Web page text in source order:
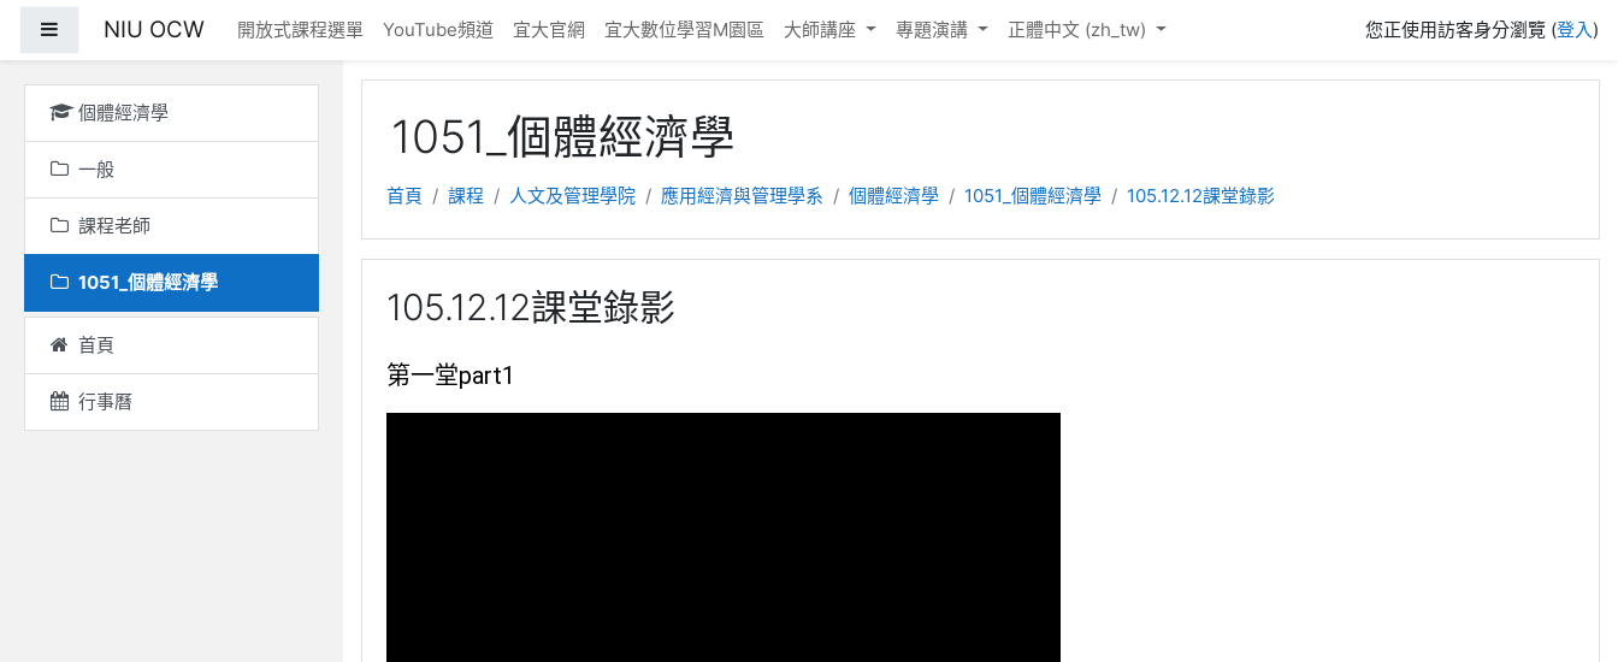
NIU OCW 開放式課程選單 YouTube頻道 宜大官網 宜大數位學習M園區 大師講座 專題演講 正體中文 ‎(zh_tw)‎ 您正使用訪客身分瀏覽 (登入)
個體經濟學
一般
課程老師
1051_個體經濟學
首頁
行事曆
1051_個體經濟學
首頁 課程 人文及管理學院 應用經濟與管理學系 個體經濟學 1051_個體經濟學 105.12.12課堂錄影
105.12.12課堂錄影
第一堂part1